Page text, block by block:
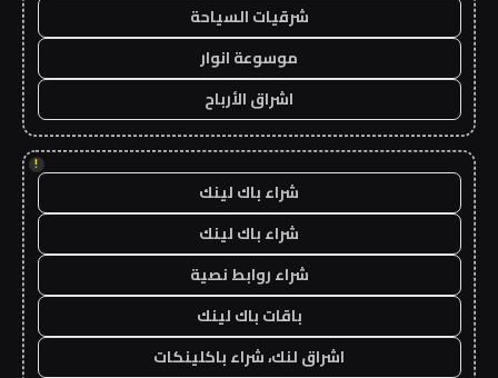
شرقيات السياحة
موسوعة انوار
اشراق الأرباح
!
شراء باك لينك
شراء باك لينك
شراء روابط نصية
باقات باك لينك
اشراق لنك، شراء باكلينكات